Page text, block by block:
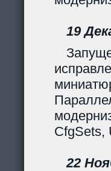
19
CfgSets,
22